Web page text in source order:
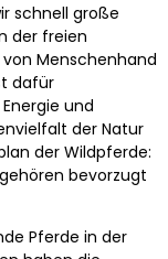
schnell große
der freien
Menschenhand
dafür
und
der Natur
der Wildpferde:
bevorzugt
Pferde in der